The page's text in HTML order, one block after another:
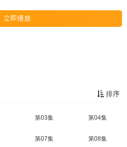
立即播放
排序
第03集 第04集
第07集 第08集